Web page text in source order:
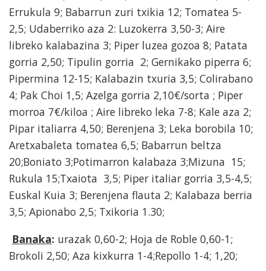
Errukula 9; Babarrun zuri txikia 12; Tomatea 5-
2,5; Udaberriko aza 2: Luzokerra 3,50-3; Aire
libreko kalabazina 3; Piper luzea gozoa 8; Patata
gorria 2,50; Tipulin gorria 2; Gernikako piperra 6;
Pipermina 12-15; Kalabazin txuria 3,5; Colirabano
4; Pak Choi 1,5; Azelga gorria 2,10€/sorta ; Piper
morroa 7€/kiloa ; Aire libreko leka 7-8; Kale aza 2;
Pipar italiarra 4,50; Berenjena 3; Leka borobila 10;
Aretxabaleta tomatea 6,5; Babarrun beltza
20;Boniato 3;Potimarron kalabaza 3;Mizuna 15;
Rukula 15;Txaiota 3,5; Piper italiar gorria 3,5-4,5;
Euskal Kuia 3; Berenjena flauta 2; Kalabaza berria
3,5; Apionabo 2,5; Txikoria 1.30;
Banaka: urazak 0,60-2; Hoja de Roble 0,60-1;
Brokoli 2,50; Aza kixkurra 1-4;Repollo 1-4; 1,20;